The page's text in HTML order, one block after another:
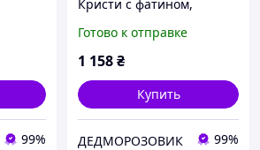
99%
Кристи с фатином,
Готово к отправке
1 158₴
Купить
ДЕДМОРОЗОВИК 99%